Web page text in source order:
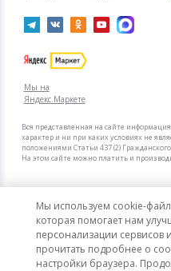
Мы используем cookie-
которая помогает нам
персонализации
прочитать подробнее о
настройки браузера.
Мы на
Яндекс.Маркете
Вся представленная на сайте
характер и ни при каких условиях не
положениями Статьи 437 (2)
На этом сайте можно платить и
Мы в других городах
Санкт-Петербург
Москва
Интернет-гипермаркет актуальных
© 2008–2026. Все цены указаны в рублях